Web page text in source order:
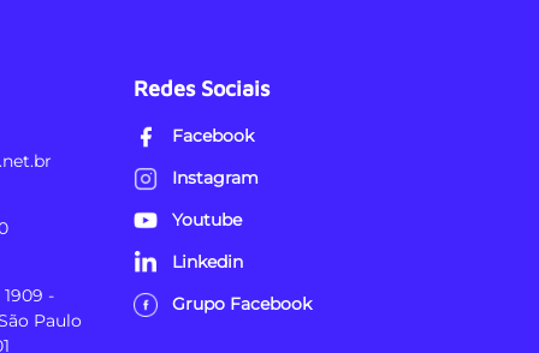
-
Paulo
Redes Sociais
Facebook
Instagram
Youtube
Linkedin
Grupo Facebook